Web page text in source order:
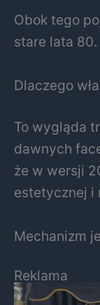
Obok tego
stare lata
Dlaczego
To wygląda
dawnych
że w wersji
estetycznej i
Mechanizm
Reklama